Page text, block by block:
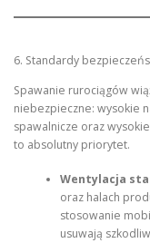
6. Standardy
Spawanie rurociągów
niebezpieczne: wysokie
spawalnicze oraz
to absolutny priorytet.
Wentylacja
oraz halach
stosowanie
usuwają